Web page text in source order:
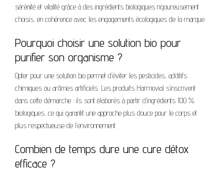
sérénité et vitalité grâce à des ingrédients biologiques rigoureusement
choisis, en cohérence avec les engagements écologiques de la marque.
Pourquoi choisir une solution bio pour
purifier son organisme ?
Opter pour une solution bio permet d’éviter les pesticides, additifs
chimiques ou arômes artificiels. Les produits Harmovial s’inscrivent
dans cette démarche : ils sont élaborés à partir d’ingrédients 100 %
biologiques, ce qui garantit une approche plus douce pour le corps et
plus respectueuse de l’environnement.
Combien de temps dure une cure détox
efficace ?